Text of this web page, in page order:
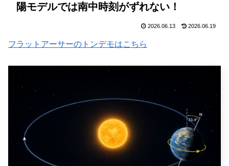
陽モデルでは南中時刻がずれない！
2026.06.13 2026.06.19
フラットアーサーのトンデモはこちら